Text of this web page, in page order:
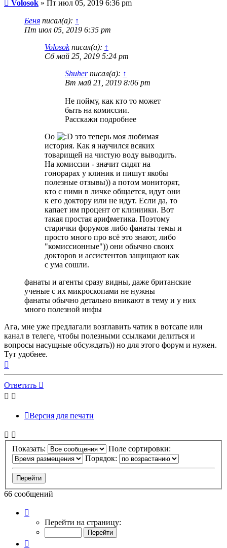
Volosok » Пт июл 05, 2019 6:36 pm
Беня писал(а): ↑
Пт июл 05, 2019 6:35 pm
Volosokписал(а): ↑
Сб май 25, 2019 5:24 pm
Shuherписал(а): ↑
Вт май 21, 2019 8:06 pm
Не пойму, как кто то может
быть на комиссии.
Расскажи подробнее
Оо
это теперь моя любимая
история. Как я научился всяких
товарищей на чистую воду выводить.
На комиссии - значит сидят на
гонорарах у клиник и пишут якобы
полезные отзывы)) а потом мониторят,
кто с ними в личке общается, идут они
к его доктору или не идут. Если да, то
капает им процент от клиниики. Вот
такая простая арифметика. Поэтому
старички форумов либо фанаты темы и
просто много про всё это знают, либо
"комиссионные")) они обычно своих
докторов и ассистентов защищают как
с ума сошли.
фанаты и агенты сразу видны, даже британские
ученые с их микроскопами не нужны
фанаты обычно детально вникают в тему и у них
много полезной инфы
Ага, мне уже предлагали возглавить чатик в вотсапе или
канал в телеге, чтобы полезными ссылками делиться и
вопросы насущные обсуждать)) но для этого форум и нужен.
Тут удобнее.
началу
Ответить
Версия для печати
Показать:
Поле сортировки:
Порядок:
66 сообщений
Перейти на страницу: